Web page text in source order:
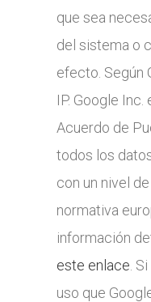
que sea
del sistema o
efecto. Según
IP. Google Inc.
Acuerdo de
todos los
con un nivel
normativa
información
este enlace.
uso que